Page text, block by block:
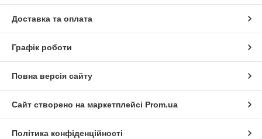
Доставка та оплата
Графік роботи
Повна версія сайту
Сайт створено на маркетплейсі Prom.ua
Політика конфіденційності